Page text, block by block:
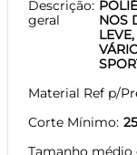
Descrição
geral
NOS
Material Ref p/
Corte Mínimo 25
Tamanho médio